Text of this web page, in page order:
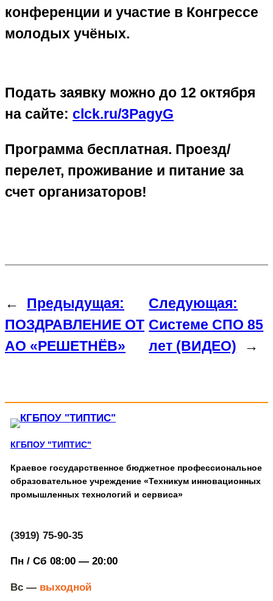
конференции и участие в Конгрессе
молодых учёных.
Подать заявку можно до 12 октября
на сайте: clck.ru/3PagyG
Программа бесплатная. Проезд/
перелет, проживание и питание за
счет организаторов!
←
Предыдущая:
ПОЗДРАВЛЕНИЕ ОТ
АО «РЕШЕТНЁВ»
Следующая:
Системе СПО 85
лет (ВИДЕО)
→
КГБПОУ "ТИПТИС"
Краевое государственное бюджетное профессиональное
образовательное учреждение «Техникум инновационных
промышленных технологий и сервиса»
(3919) 75-90-35
Пн / Сб 08:00 — 20:00
Вс —выходной